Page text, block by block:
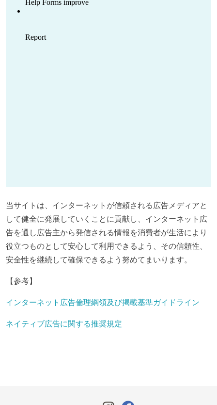
当サイトは、インターネットが信頼される広告メディアと
して健全に発展していくことに貢献し、インターネット広
告を通し広告主から発信される情報を消費者が生活により
役立つものとして安心して利用できるよう、その信頼性、
安全性を継続して確保できるよう努めてまいります。
【参考】
インターネット広告倫理綱領及び掲載基準ガイドライン
ネイティブ広告に関する推奨規定